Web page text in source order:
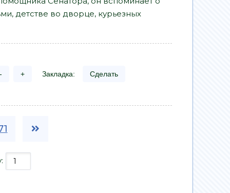
детстве во дворце, курьезных
- + Закладка: Сделать